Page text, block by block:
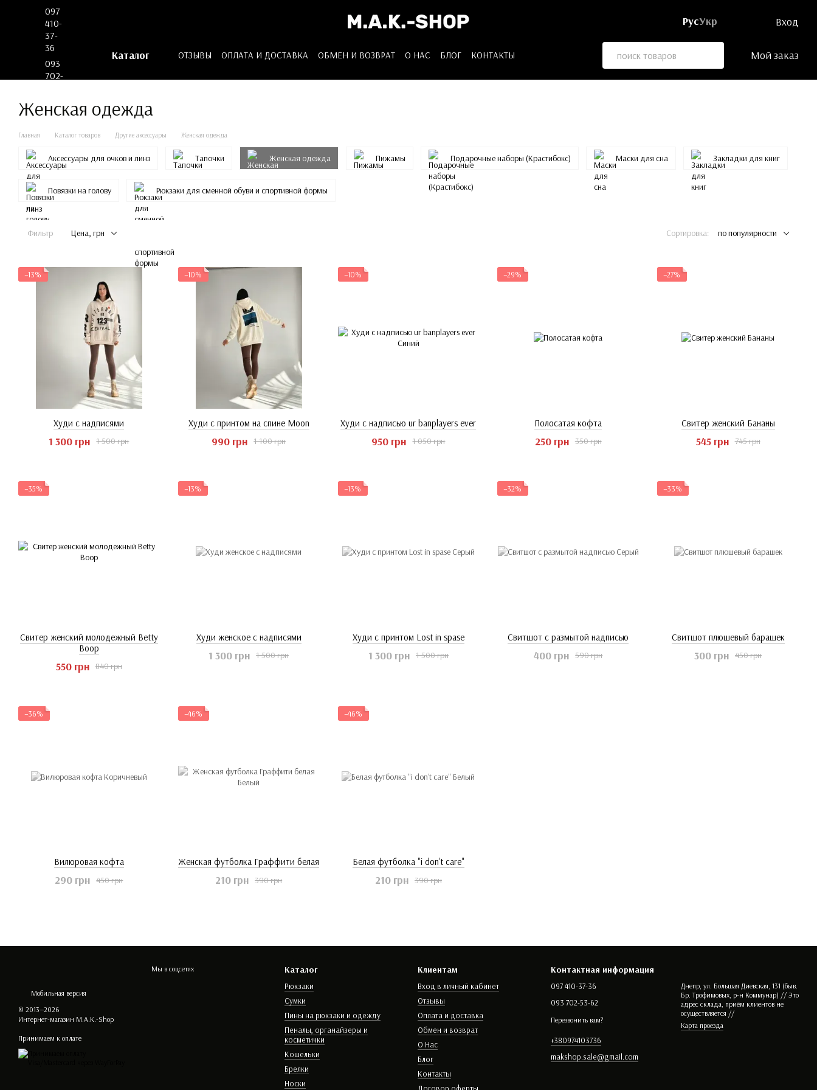
Перейти к основному контенту
РусУкр Вход
097
410-
37-
36
093
702-
Каталог ОТЗЫВЫ ОПЛАТА И ДОСТАВКА ОБМЕН И ВОЗВРАТ О НАС БЛОГ
КОНТАКТЫ
Мой заказ
Женская одежда
Главная Каталог товаров Другие аксессуары Женская одежда
Аксессуары для очков и линз Тапочки Женская одежда Пижамы Подарочные наборы (Крастибокс) Маски для сна Закладки для книг
Повязки на голову Рюкзаки для сменной обуви и спортивной формы
Фильтр Цена, грн Сортировка: по популярности
−13%
Худи с надписями
1 500 грн
1 300 грн
−10%
Худи с принтом на спине Moon
1 100 грн
990 грн
−10%
Худи с надписью ur banplayers ever
1 050 грн
950 грн
−29%
Полосатая кофта
350 грн
250 грн
−27%
Свитер женский Бананы
745 грн
545 грн
−35%
Свитер женский молодежный Betty
Boop
840 грн
550 грн
−13%
Худи женское с надписями
1 500 грн
1 300 грн
−13%
Худи с принтом Lost in spase
1 500 грн
1 300 грн
−32%
Свитшот с размытой надписью
590 грн
400 грн
−33%
Свитшот плюшевый барашек
450 грн
300 грн
−36%
Вилюровая кофта
450 грн
290 грн
−46%
Женская футболка Граффити белая
390 грн
210 грн
−46%
Белая футболка "i don't care"
390 грн
210 грн
Мобильная версия
© 2013—2026
Интернет-магазин M.A.K.-Shop
Принимаем к оплате
Мы в соцсетях Каталог
Рюкзаки
Сумки
Пины на рюкзаки и одежду
Пеналы, органайзеры и
косметички
Кошельки
Брелки
Носки
Клиентам
Вход в личный кабинет
Отзывы
Оплата и доставка
Обмен и возврат
О Нас
Блог
Контакты
Контактная информация
097 410-37-36
093 702-53-62
Перезвонить вам?
+380974103736
makshop.sale@gmail.com
Днепр, ул. Большая Диевская, 131 (быв.
Бр. Трофимовых, р-н Коммунар) // Это
адрес склада, приём клиентов не
осуществляется //
Карта проезда